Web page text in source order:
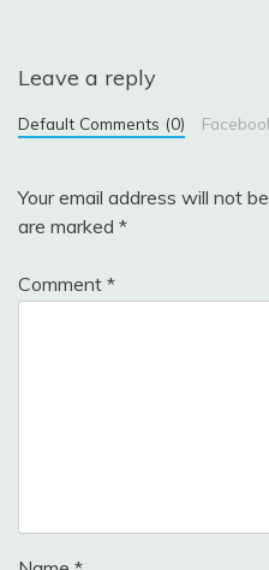
Leave a reply
Default Comments (0)
Your email address will not
are marked *
Comment *